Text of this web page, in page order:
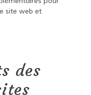
site web et
des